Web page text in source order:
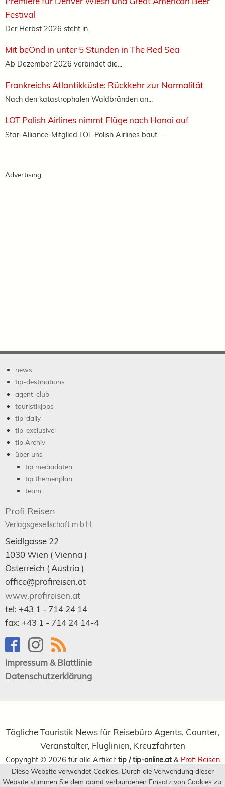
Diese Website verwendet Cookies. Durch die Verwendung dieser
Website stimmen Sie dem damit verbundenen Einsatz von Cookies zu.
Festival
Der Herbst 2026 steht in...
Mit beOnd in unter 5 Stunden in The Red Sea
Ab Dezember 2026 verbindet die...
Frankreichs Atlantikküste: Rückkehr zur Normalität
Nach den katastrophalen Waldbränden an...
LOT Polish Airlines nimmt Flüge nach Hanoi auf
Star-Alliance-Mitglied LOT Polish Airlines baut...
Advertising
news
tip-destinations
agent-club
touristikjobs
tip-daily
tip-exclusive
tip Archiv
über uns
tip mediadaten
tip themenplan
team
Profi Reisen
Verlagsgesellschaft m.b.H.
Seidlgasse 22
1030Wien ( Vienna )
Österreich ( Austria )
office@profireisen.at
www.profireisen.at
tel: +43 1 - 714 24 14
fax: +43 1 - 714 24 14-4
Impressum & Blattlinie
Datenschutzerklärung
Tägliche Touristik News für Reisebüro Agents, Counter,
Veranstalter, Fluglinien, Kreuzfahrten
Copyright © 2026 für alle Artikel: tip / tip-online.at& Profi Reisen
Verlagsgesellschaft m.b.H.